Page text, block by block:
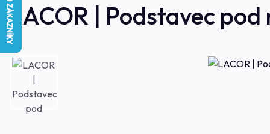
LACOR | Podstavec pod